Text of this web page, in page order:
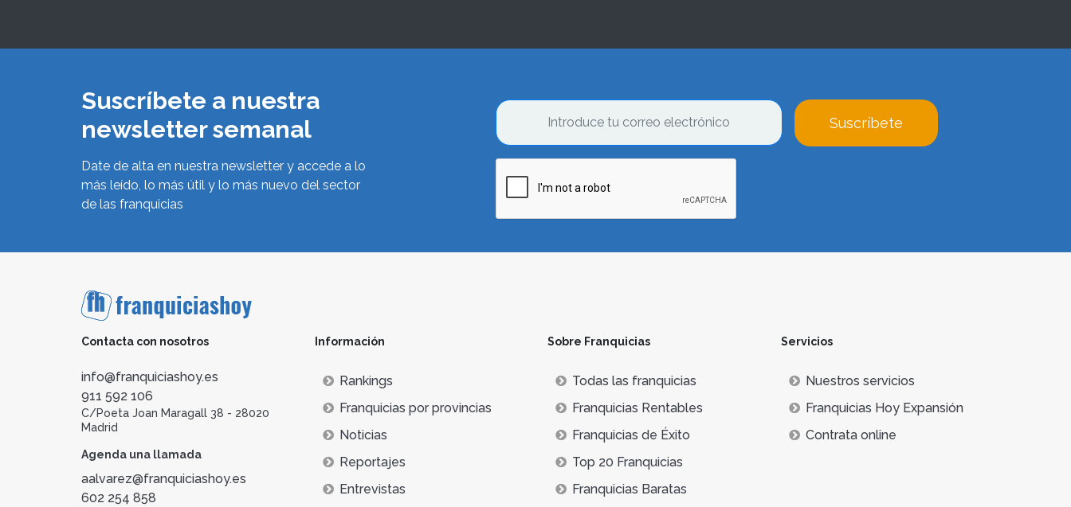
Suscríbete a nuestra
newsletter semanal
Date de alta en nuestra newsletter y accede a lo
más leído, lo más útil y lo más nuevo del sector
de las franquicias
Suscríbete
Contacta con nosotros
info@franquiciashoy.es
911 592 106
C/Poeta Joan Maragall 38 - 28020
Madrid
Agenda una llamada
aalvarez@franquiciashoy.es
602 254 858
Información
Rankings
Franquicias por provincias
Noticias
Reportajes
Entrevistas
Sobre Franquicias
Todas las franquicias
Franquicias Rentables
Franquicias de Éxito
Top 20 Franquicias
Franquicias Baratas
Servicios
Nuestros servicios
Franquicias Hoy Expansión
Contrata online